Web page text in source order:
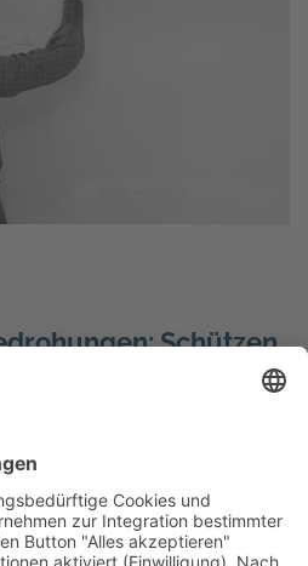
Schützen
und
Unternehmen vor
schützen können.
die Risiken für